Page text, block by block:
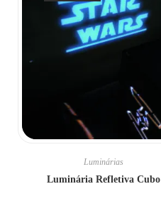
Luminárias
Luminária Refletiva Cubo